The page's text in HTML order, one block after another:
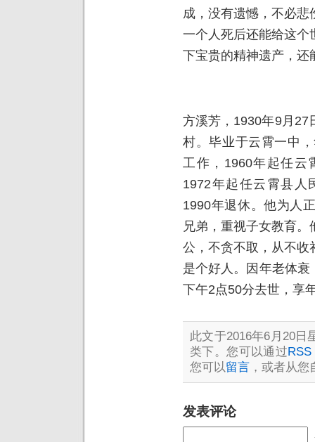
成，没有遗憾，不必
一个人死后还能给这个
下宝贵的精神遗产，还
方溪芳，1930年9月27
村。毕业于云霄一中
工作，1960年起任云
1972年起任云霄县人
1990年退休。他为人
兄弟，重视子女教育
公，不贪不取，从不收
是个好人。因年老体
下午2点50分去世，享
此文于2016年6月20日
类下。您可以通过RSS
您可以留言 ，或者从
发表评论